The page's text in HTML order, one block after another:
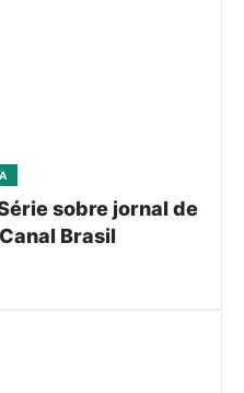
sobre jornal de
Brasil